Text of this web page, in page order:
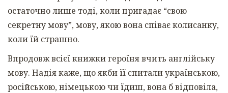
остаточно лише тоді, коли пригадає “свою
секретну мову”, мову, якою вона співає колисанку,
коли їй страшно.
Впродовж всієї книжки героїня вчить англійську
мову. Надія каже, що якби її спитали українською,
російською, німецькою чи їдиш, вона б відповіла,